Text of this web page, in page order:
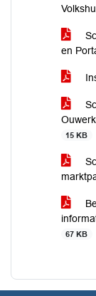
en
15 KB
67 KB